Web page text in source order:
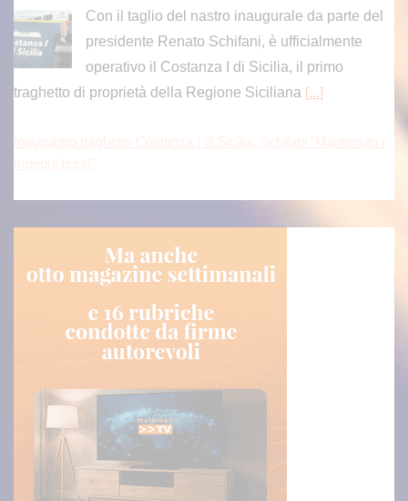
Con il taglio del nastro inaugurale da parte del
presidente Renato Schifani, è ufficialmente
operativo il Costanza I di Sicilia, il primo
traghetto di proprietà della Regione Siciliana [...]